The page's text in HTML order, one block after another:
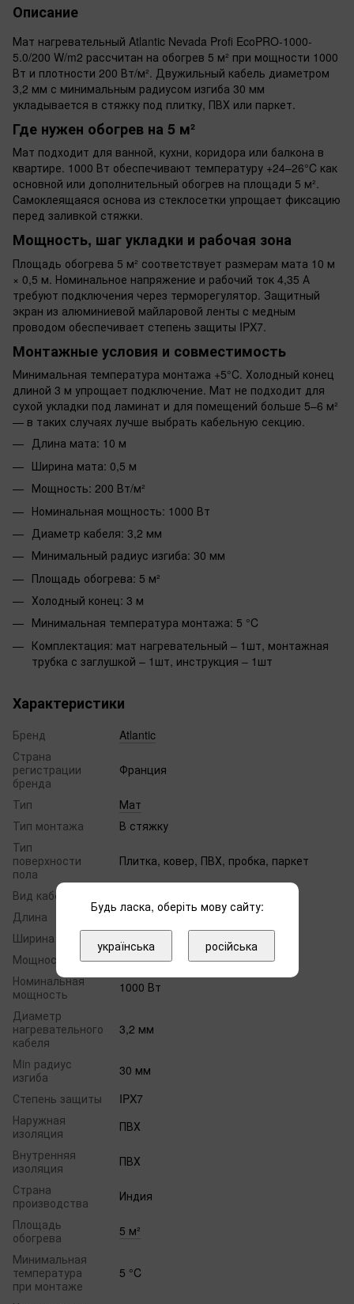
Описание
Мат нагревательный Atlantic Nevada Profi EcoPRO-1000-
5.0/200 W/m2 рассчитан на обогрев 5 м² при мощности 1000
Вт и плотности 200 Вт/м². Двужильный кабель диаметром
3,2 мм с минимальным радиусом изгиба 30 мм
укладывается в стяжку под плитку, ПВХ или паркет.
Где нужен обогрев на 5 м²
Мат подходит для ванной, кухни, коридора или балкона в
квартире. 1000 Вт обеспечивают температуру +24–26°C как
основной или дополнительный обогрев на площади 5 м².
Самоклеящаяся основа из стеклосетки упрощает фиксацию
перед заливкой стяжки.
Мощность, шаг укладки и рабочая зона
Площадь обогрева 5 м² соответствует размерам мата 10 м
× 0,5 м. Номинальное напряжение и рабочий ток 4,35 А
требуют подключения через терморегулятор. Защитный
экран из алюминиевой майларовой ленты с медным
проводом обеспечивает степень защиты IPX7.
Монтажные условия и совместимость
Минимальная температура монтажа +5°C. Холодный конец
длиной 3 м упрощает подключение. Мат не подходит для
сухой укладки под ламинат и для помещений больше 5–6 м²
— в таких случаях лучше выбрать кабельную секцию.
Длина мата: 10 м
Ширина мата: 0,5 м
Мощность: 200 Вт/м²
Номинальная мощность: 1000 Вт
Диаметр кабеля: 3,2 мм
Минимальный радиус изгиба: 30 мм
Площадь обогрева: 5 м²
Холодный конец: 3 м
Минимальная температура монтажа: 5 °C
Комплектация: мат нагревательный – 1шт, монтажная
трубка с заглушкой – 1шт, инструкция – 1шт
Характеристики
Бренд
Atlantic
Страна
регистрации
бренда
Франция
Тип
Мат
Тип монтажа
В стяжку
Тип
поверхности
пола
Плитка, ковер, ПВХ, пробка, паркет
Вид кабеля
Длина
10 м
Ширина
Мощность
200 Вт/м²
Номинальная
мощность
1000 Вт
Диаметр
нагревательного
кабеля
3,2 мм
Min радиус
изгиба
30 мм
Степень защиты
IPX7
Наружная
изоляция
ПВХ
Внутренняя
изоляция
ПВХ
Страна
производства
Индия
Площадь
обогрева
5 м²
Минимальная
температура
при монтаже
5 °C
Будь ласка, оберіть мову сайту:
українська російська